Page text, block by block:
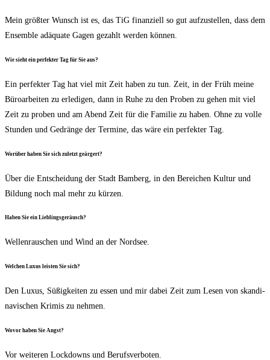
Mein größ­ter Wunsch ist es, das TiG finan­zi­ell so gut auf­zu­stel­len, dass dem
Ensem­ble adäqua­te Gagen gezahlt wer­den können.
Wie sieht ein per­fek­ter Tag für Sie aus?
Ein per­fek­ter Tag hat viel mit Zeit haben zu tun. Zeit, in der Früh mei­ne
Büro­ar­bei­ten zu erle­di­gen, dann in Ruhe zu den Pro­ben zu gehen mit viel
Zeit zu pro­ben und am Abend Zeit für die Fami­lie zu haben. Ohne zu vol­le
Stun­den und Gedrän­ge der Ter­mi­ne, das wäre ein per­fek­ter Tag.
Wor­über haben Sie sich zuletzt geärgert?
Über die Ent­schei­dung der Stadt Bam­berg, in den Berei­chen Kul­tur und
Bil­dung noch mal mehr zu kürzen.
Haben Sie ein Lieblingsgeräusch?
Wel­len­rau­schen und Wind an der Nordsee.
Wel­chen Luxus leis­ten Sie sich?
Den Luxus, Süßig­kei­ten zu essen und mir dabei Zeit zum Lesen von skan­di­
na­vi­schen Kri­mis zu nehmen.
Wovor haben Sie Angst?
Vor wei­te­ren Lock­downs und Berufsverboten.